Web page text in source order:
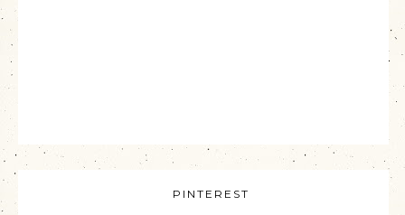
PINTEREST